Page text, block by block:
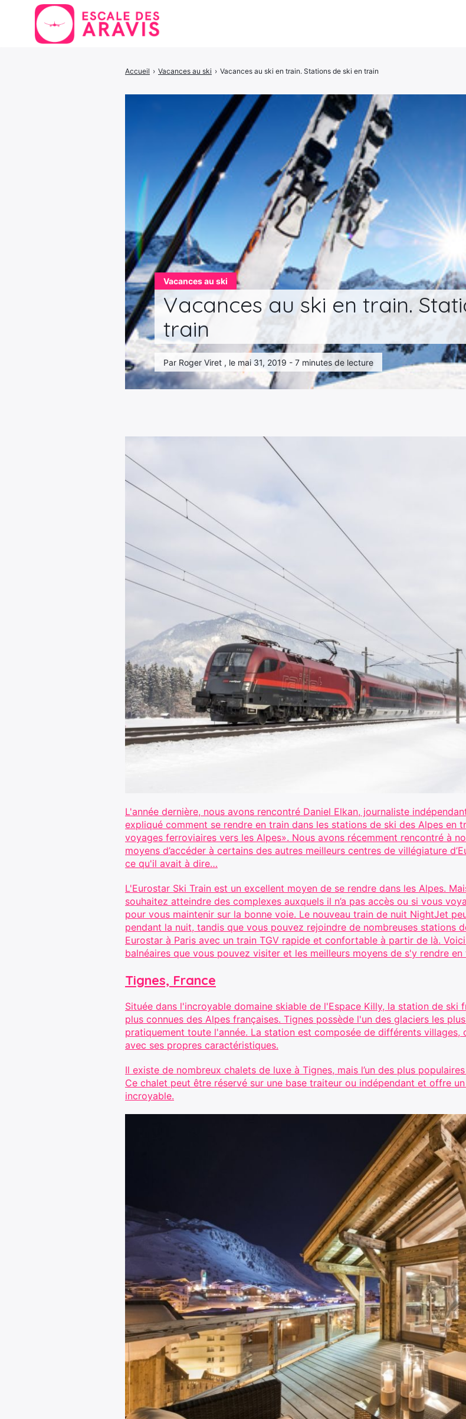
Vacances au ski
Vacances au ski en train.
train
Par Roger Viret , le mai 31, 2019 - 7 minutes de lecture
Accueil › Vacances au ski › Vacances au ski en train. Stations de ski en train
L'année dernière, nous avons rencontré Daniel Elkan, journaliste
expliqué comment se rendre en train dans les stations de ski des Alpes en
voyages ferroviaires vers les Alpes». Nous avons récemment rencontré à
moyens d’accéder à certains des autres meilleurs centres de villégiature
ce qu'il avait à dire…
L'Eurostar Ski Train est un excellent moyen de se rendre dans les Alpes.
souhaitez atteindre des complexes auxquels il n’a pas accès ou si vous
pour vous maintenir sur la bonne voie. Le nouveau train de nuit NightJet
pendant la nuit, tandis que vous pouvez rejoindre de nombreuses stations
Eurostar à Paris avec un train TGV rapide et confortable à partir de là.
balnéaires que vous pouvez visiter et les meilleurs moyens de s'y rendre en
Tignes, France
Située dans l'incroyable domaine skiable de l'Espace Killy, la station de ski
plus connues des Alpes françaises. Tignes possède l'un des glaciers les
pratiquement toute l'année. La station est composée de différents
avec ses propres caractéristiques.
Il existe de nombreux chalets de luxe à Tignes, mais l’un des plus
Ce chalet peut être réservé sur une base traiteur ou indépendant et offre
incroyable.
Rechercher